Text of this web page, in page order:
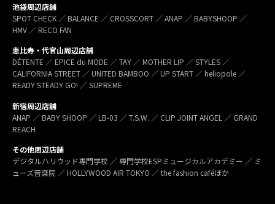
池袋周辺店舗
SPOT CHECK ／ BALANCE ／ CROSSCORT ／ ANAP ／ BABYSHOOP ／
HMV ／ RECO FAN
恵比寿・代官山周辺店舗
DÉTENTE ／ EPICE du MODE ／ TAY ／ MOTHER LIP ／ STYLES ／
CALIFORNIA STREET ／ UNITED BAMBOO ／ UP START ／ heliopole ／
READY STEADY GO! ／ SUPREME
新宿周辺店舗
ANAP ／ BABY SHOOP ／ LB-03 ／ T.S.W. ／ CLIP JOINT ANGEL ／ GRAND
REACH
その他周辺店舗
デジタルハリウッド専門学校 ／ 専門学校ESPミュージカルアカデミー ／ ミ
ューズ音楽院 ／ HOLLYWOOD AIR TOKYO ／ the fashion caféほか